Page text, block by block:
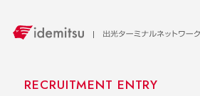
RECRUITMENT ENTRY